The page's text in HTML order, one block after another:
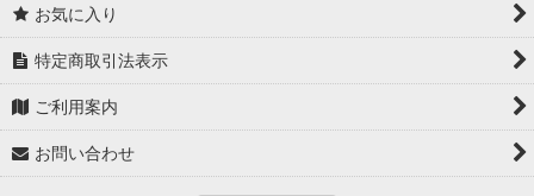
お気に入り
特定商取引法表示
ご利用案内
お問い合わせ